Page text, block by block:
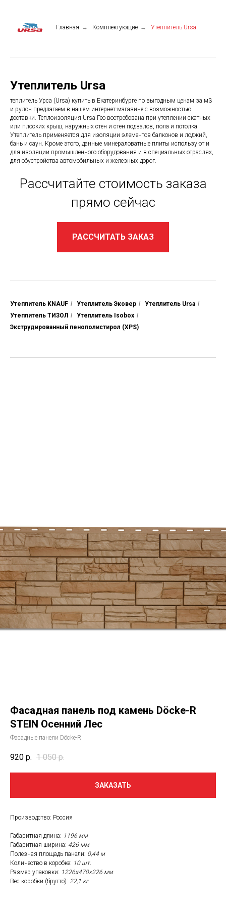
Главная → Комплектующие → Утеплитель Ursa
Утеплитель Ursa
теплитель Урса (Ursa) купить в Екатеринбурге по выгодным ценам за м3
и рулон предлагаем в нашем интернет-магазине с возможностью
доставки. Теплоизоляция Ursa Гео востребована при утеплении скатных
или плоских крыш, наружных стен и стен подвалов, пола и потолка.
Утеплитель применяется для изоляции элементов балконов и лоджий,
бань и саун. Кроме этого, данные минераловатные плиты используют и
для изоляции промышленного оборудования и в специальных отраслях,
для обустройства автомобильных и железных дорог.
Рассчитайте стоимость заказа
прямо сейчас
РАССЧИТАТЬ ЗАКАЗ
Утеплитель KNAUF / Утеплитель Эковер / Утеплитель Ursa /
Утеплитель ТИЗОЛ / Утеплитель Isobox /
Экструдированный пенополистирол (XPS)
Фасадная панель под камень Döcke-R
STEIN Осенний Лес
Фасадные панели Döcke-R
920 р. 1 050 р.
ЗАКАЗАТЬ
Производство: Россия
Габаритная длина: 1196 мм
Габаритная ширина: 426 мм
Полезная площадь панели: 0,44 м
Количество в коробке: 10 шт.
Размер упаковки: 1226х470х226 мм
Вес коробки (брутто): 22,1 кг